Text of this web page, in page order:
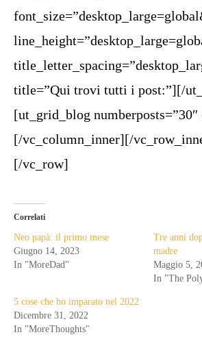
title=”Qui trovi tutti i post:”][/
[ut_grid_blog numberposts=”30″
[/vc_column_inner][/
[/vc_row]
Correlati
Neo papà: il primo mese
Giugno 14, 2023
In "MoreDad"
Tre anni
madre
Maggio 5,
In "The
5 cose che ho imparato nel 2022
Dicembre 31, 2022
In "MoreThoughts"